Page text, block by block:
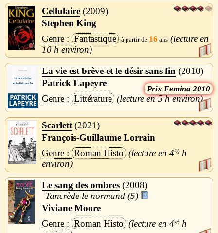
Cellulaire 2009
Stephen King
Fantastique
16
10 h
La vie est brève et le désir sans fin 2010
Femina 2010
Patrick Lapeyre
Littérature
5 h
Scarlett 2021
François-Guillaume Lorrain
Roman Histo
4½ h
Le sang des ombres 2008
Tancrède le normand (5)
Viviane Moore
Roman Histo
4½ h